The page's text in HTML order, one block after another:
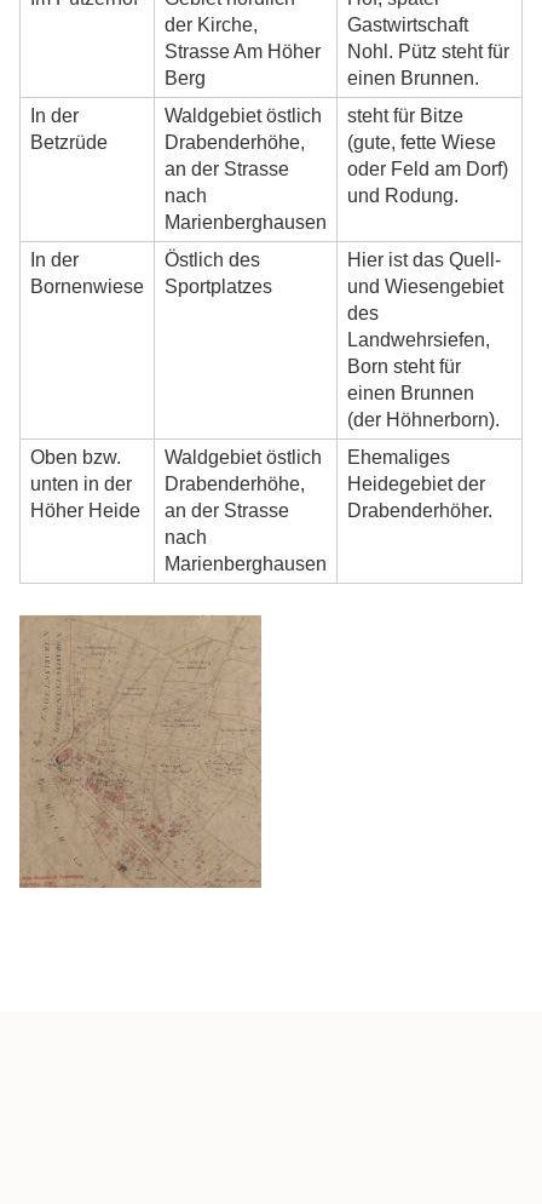
der Kirche,
Strasse Am Höher
Berg
Gastwirtschaft
Nohl. Pütz steht für
einen Brunnen.
In der
Betzrüde
Waldgebiet östlich
Drabenderhöhe,
an der Strasse
nach
Marienberghausen
steht für Bitze
(gute, fette Wiese
oder Feld am Dorf)
und Rodung.
In der
Bornenwiese
Östlich des
Sportplatzes
Hier ist das Quell-
und Wiesengebiet
des
Landwehrsiefen,
Born steht für
einen Brunnen
(der Höhnerborn).
Oben bzw.
unten in der
Höher Heide
Waldgebiet östlich
Drabenderhöhe,
an der Strasse
nach
Marienberghausen
Ehemaliges
Heidegebiet der
Drabenderhöher.